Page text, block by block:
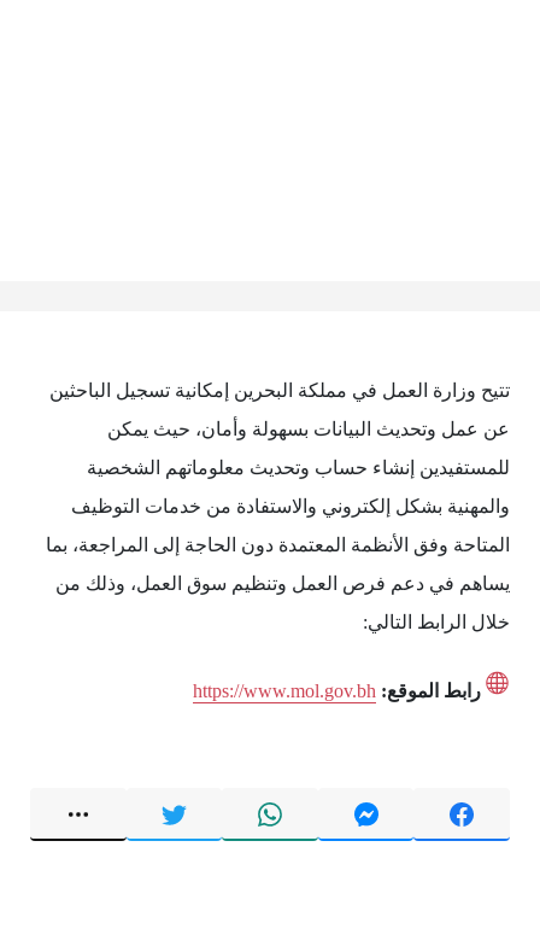
تتيح وزارة العمل في مملكة البحرين إمكانية تسجيل الباحثين
عن عمل وتحديث البيانات بسهولة وأمان، حيث يمكن
للمستفيدين إنشاء حساب وتحديث معلوماتهم الشخصية
والمهنية بشكل إلكتروني والاستفادة من خدمات التوظيف
المتاحة وفق الأنظمة المعتمدة دون الحاجة إلى المراجعة، بما
يساهم في دعم فرص العمل وتنظيم سوق العمل، وذلك من
خلال الرابط التالي:
رابط الموقع: https://www.mol.gov.bh